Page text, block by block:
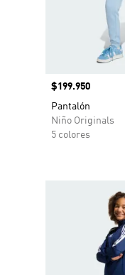
Precio
$199.950
Pantalón
Niño Originals
5 colores